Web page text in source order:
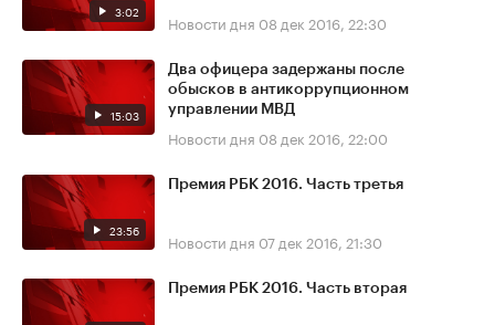
3:02 Новости дня 08 дек 2016, 22:30
15:03
Два офицера задержаны после
обысков в антикоррупционном
управлении МВД
Новости дня 08 дек 2016, 22:00
23:56
Премия РБК 2016. Часть третья
Новости дня 07 дек 2016, 21:30
Премия РБК 2016. Часть вторая